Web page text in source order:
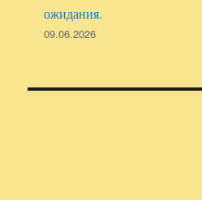
ожидания.
09.06.2026